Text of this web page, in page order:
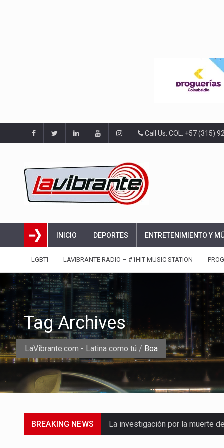
Call Us: COL. +57 (315)
INICIO DEPORTES ENTRETENIMIENTO Y
LGBTI LAVIBRANTE RADIO – #1HIT MUSIC STATION
LaVibrante.com - Latina como tú / Boa
Tag Archives
BREAKING NEWS La inversión extranjera directa